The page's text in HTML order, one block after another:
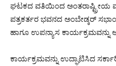
ಘಟಕದ ವತಿಯಿಂದ ಅಂತರಾಷ್ಟ್ರೀಯ
ಪತ್ರಕರ್ತರ ಭವನದ ಅಂಬೇಡ್ಕರ್
ಹಾಗೂ ಉಪನ್ಯಾಸ
ಕಾರ್ಯಕ್ರಮವನ್ನು ಉದ್ಘಾಟಿಸಿದ